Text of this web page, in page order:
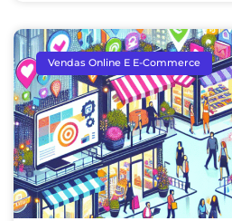
Vendas Online E E-Commerce